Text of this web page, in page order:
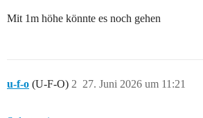
Mit 1m höhe könnte es noch gehen
u-f-o (U-F-O) 27. Juni 2026 um 11:21
2